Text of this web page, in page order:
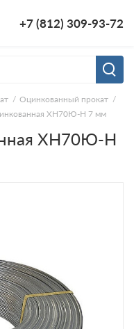
+7 (812) 309-93-72
Оцинкованный прокат
ХН70Ю-Н 7 мм
ХН70Ю-Н